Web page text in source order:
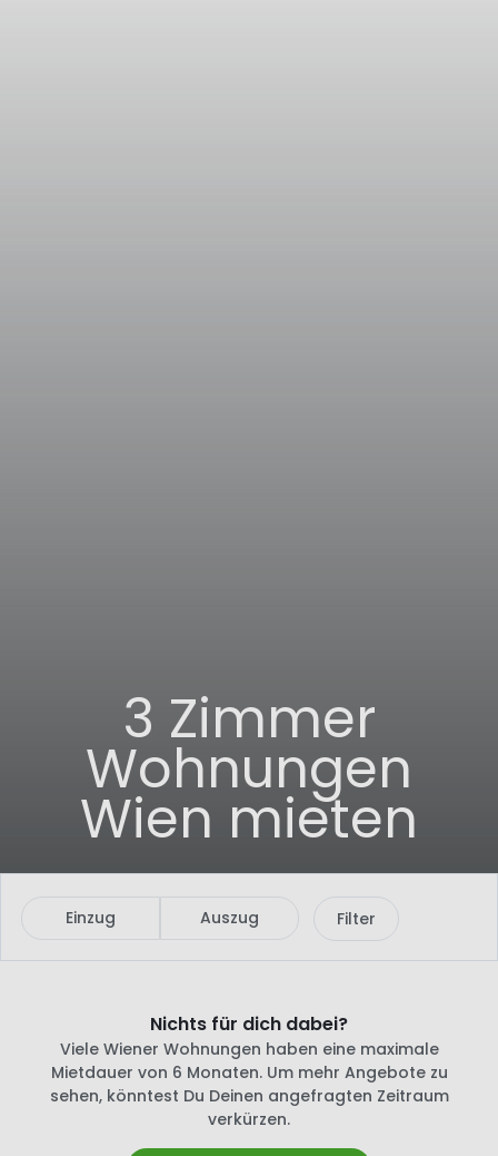
3 Zimmer
Wohnungen
Wien mieten
Einzug Auszug Filter
Nichts für dich dabei?
Viele Wiener Wohnungen haben eine maximale
Mietdauer von 6 Monaten. Um mehr Angebote zu
sehen, könntest Du Deinen angefragten Zeitraum
verkürzen.